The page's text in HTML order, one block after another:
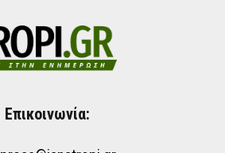
Επικοινωνία: